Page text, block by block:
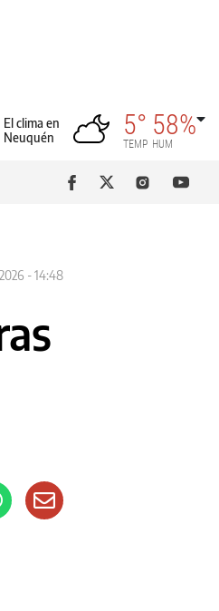
El clima en
Neuquén
5°
TEMP
58%
HUM
- 14:48